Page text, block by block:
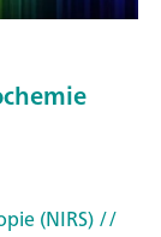
(NIRS)//